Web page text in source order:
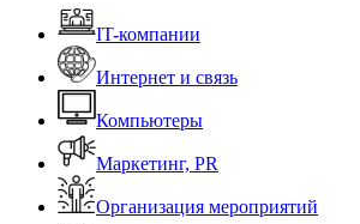
IT-компании
Интернет и связь
Компьютеры
Маркетинг, PR
Организация мероприятий